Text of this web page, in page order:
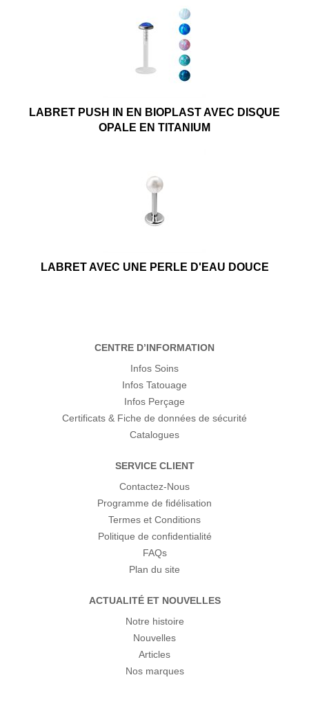
LABRET PUSH IN EN BIOPLAST AVEC DISQUE
OPALE EN TITANIUM
LABRET AVEC UNE PERLE D'EAU DOUCE
CENTRE D’INFORMATION
Infos Soins
Infos Tatouage
Infos Perçage
Certificats & Fiche de données de sécurité
Catalogues
SERVICE CLIENT
Contactez-Nous
Programme de fidélisation
Termes et Conditions
Politique de confidentialité
FAQs
Plan du site
ACTUALITÉ ET NOUVELLES
Notre histoire
Nouvelles
Articles
Nos marques